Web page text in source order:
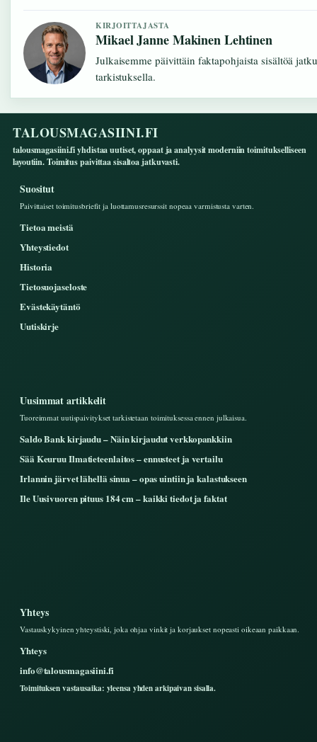
KIRJOITTAJASTA
Mikael Janne Makinen Lehtinen
Julkaisemme päivittäin faktapohjaista sisältöä
tarkistuksella.
TALOUSMAGASIINI.FI
talousmagasiini.fi yhdistaa uutiset, oppaat ja analyysit moderniin toimitukselliseen
layoutiin. Toimitus paivittaa sisaltoa jatkuvasti.
Suositut
Paivittaiset toimitusbriefit ja luottamusresurssit nopeaa varmistusta varten.
Tietoa meistä
Yhteystiedot
Historia
Tietosuojaseloste
Evästekäytäntö
Uutiskirje
Uusimmat artikkelit
Tuoreimmat uutispaivitykset tarkistetaan toimituksessa ennen julkaisua.
Saldo Bank kirjaudu – Näin kirjaudut verkkopankkiin
Sää Keuruu Ilmatieteenlaitos – ennusteet ja vertailu
Irlannin järvet lähellä sinua – opas uintiin ja kalastukseen
Ile Uusivuoren pituus 184 cm – kaikki tiedot ja faktat
Yhteys
Vastauskykyinen yhteystiski, joka ohjaa vinkit ja korjaukset nopeasti oikeaan paikkaan.
Yhteys
info@talousmagasiini.fi
Toimituksen vastausaika: yleensa yhden arkipaivan sisalla.